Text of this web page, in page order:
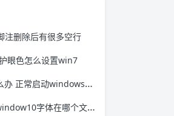
删除后有很多空行
眼色怎么设置win7
常启动windows启动不了
字体在哪个文件夹